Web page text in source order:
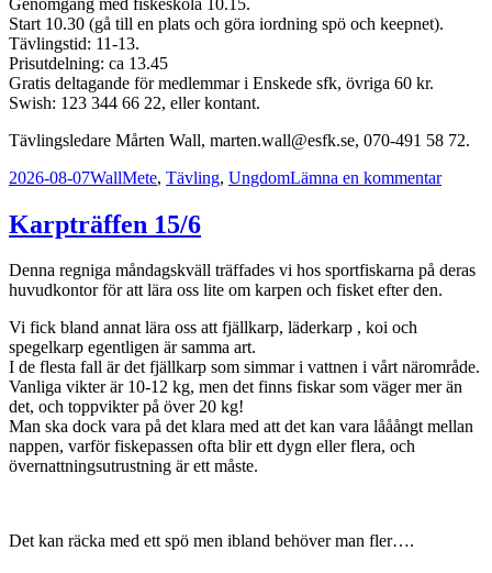
Start 10.30 (gå till en plats och göra iordning spö och keepnet).
Tävlingstid: 11-13.
Prisutdelning: ca 13.45
Gratis deltagande för medlemmar i Enskede sfk, övriga 60 kr.
Swish: 123 344 66 22, eller kontant.
Tävlingsledare Mårten Wall, marten.wall@esfk.se, 070-491 58 72.
Postat
2026-08-07Författare
WallKategorier
Mete, Tävling, UngdomLämna en kommentartill
16:e
augusti
Karpträffen 15/6
Denna regniga måndagskväll träffades vi hos sportfiskarna på deras
huvudkontor för att lära oss lite om karpen och fisket efter den.
Vi fick bland annat lära oss att fjällkarp, läderkarp , koi och
spegelkarp egentligen är samma art.
I de flesta fall är det fjällkarp som simmar i vattnen i vårt närområde.
Vanliga vikter är 10-12 kg, men det finns fiskar som väger mer än
det, och toppvikter på över 20 kg!
Man ska dock vara på det klara med att det kan vara lååångt mellan
nappen, varför fiskepassen ofta blir ett dygn eller flera, och
övernattningsutrustning är ett måste.
Det kan räcka med ett spö men ibland behöver man fler….